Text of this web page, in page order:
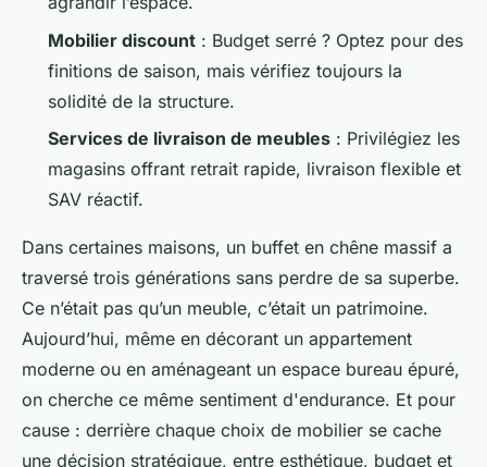
Mobilier discount : Budget serré ? Optez pour des
finitions de saison, mais vérifiez toujours la
solidité de la structure.
Services de livraison de meubles : Privilégiez les
magasins offrant retrait rapide, livraison flexible et
SAV réactif.
Dans certaines maisons, un buffet en chêne massif a
traversé trois générations sans perdre de sa superbe.
Ce n’était pas qu’un meuble, c’était un patrimoine.
Aujourd’hui, même en décorant un appartement
moderne ou en aménageant un espace bureau épuré,
on cherche ce même sentiment d'endurance. Et pour
cause : derrière chaque choix de mobilier se cache
une décision stratégique, entre esthétique, budget et